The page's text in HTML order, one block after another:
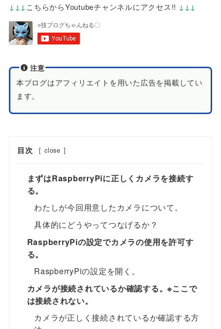
↓↓↓ こちらからYoutubeチャンネルにアクセス!! ↓↓↓
注意
本ブログはアフィリエイトを用いた広告を掲載してい
ます。
目次 [ close ]
まずはRaspberryPiに正しくカメラを接続す
る。
わたしが今回用意したカメラについて。
具体的にどうやってつなげるか？
RaspberryPiの設定でカメラの使用を許可す
る。
RaspberryPiの設定を開く。
カメラが接続されているか確認する。※ここで
は接続されない。
カメラが正しく接続されているか確認する方